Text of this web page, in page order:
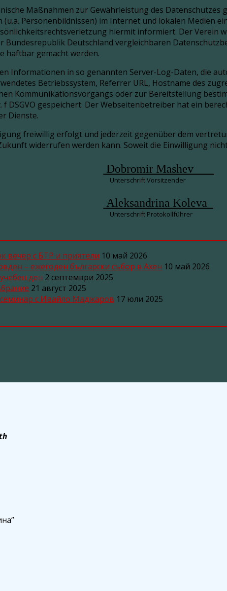
Maßnahmen zur Gewährleistung des
Personenbildnissen) im Internet und lokalen Medien
hiermit informiert. Der Verein
Deutschland vergleichbaren
haftbar gemacht werden.
Informationen in so genannten Server-Log-Daten, die
Betriebssystem, Referrer URL, Hostname des
Kommunikationsvorgangs oder zur Bereitstellung
DSGVO gespeichert. Der Webseitenbetreiber hat ein
Dienste.
freiwillig erfolgt und jederzeit gegenüber dem
widerrufen werden kann. Soweit die Einwilligung
Dobromir Mashev
Unterschrift Vorsitzender
Aleksandrina Koleva
Unterschrift Protokollführer
вечер с БТР и приятели 10 май 2026
– ежегоден български събор в Ахен 10 май 2026
ден 2 септември 2025
21 август 2025
семинар с Ивайло Маджаров 17 юли 2025